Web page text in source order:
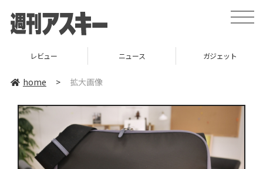
toggle
レビュー ニュース ガジェット
home > 拡大画像